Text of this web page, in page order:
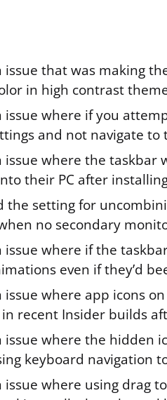
issue that was making
in high contrast
issue where if you
and not navigate to
issue where the taskbar
their PC after
the setting for
no secondary
issue where if the
even if they’d
issue where app icons
recent Insider builds
issue where the hidden
keyboard navigation
issue where using drag